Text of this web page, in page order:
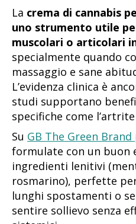
La crema di cannabis
uno strumento utile
muscolari o articolari
specialmente quando
massaggio e sane
L’evidenza clinica è
studi supportano
specifiche come
Su GB The Green Brand
formulate con un buon
ingredienti lenitivi
rosmarino), perfette
lunghi spostamenti o
sentire sollievo senza